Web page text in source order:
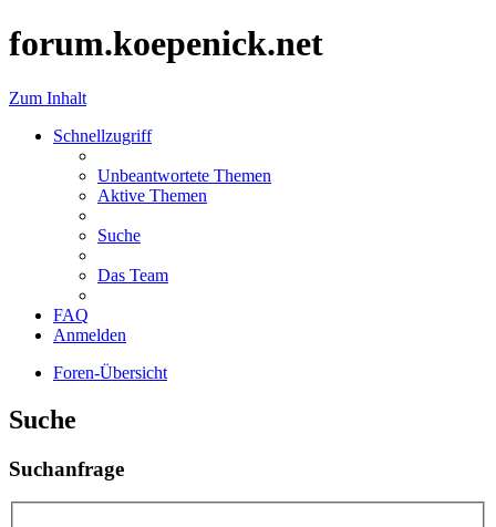
forum.koepenick.net
Zum Inhalt
Schnellzugriff
Unbeantwortete Themen
Aktive Themen
Suche
Das Team
FAQ
Anmelden
Foren-Übersicht
Suche
Suchanfrage